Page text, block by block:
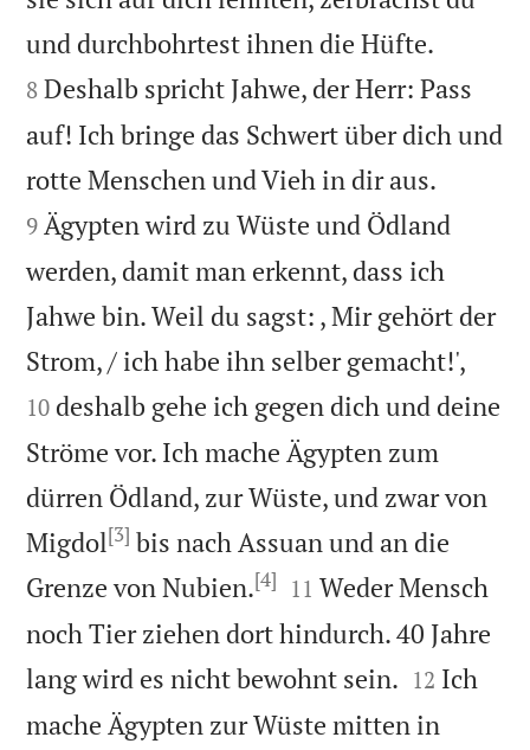
und durchbohrtest ihnen die Hüfte.
8 Deshalb spricht Jahwe, der Herr: Pass
auf! Ich bringe das Schwert über dich und
rotte Menschen und Vieh in dir aus.
9 Ägypten wird zu Wüste und Ödland
werden, damit man erkennt, dass ich
Jahwe bin. Weil du sagst: , Mir gehört der
Strom, / ich habe ihn selber gemacht!',
10 deshalb gehe ich gegen dich und deine
Ströme vor. Ich mache Ägypten zum
dürren Ödland, zur Wüste, und zwar von
Migdol[3] bis nach Assuan und an die
Grenze von Nubien.[4] 

11 Weder Mensch
noch Tier ziehen dort hindurch. 40 Jahre
lang wird es nicht bewohnt sein. 

12 Ich
mache Ägypten zur Wüste mitten in